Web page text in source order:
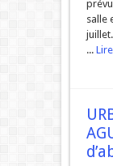
salle
...